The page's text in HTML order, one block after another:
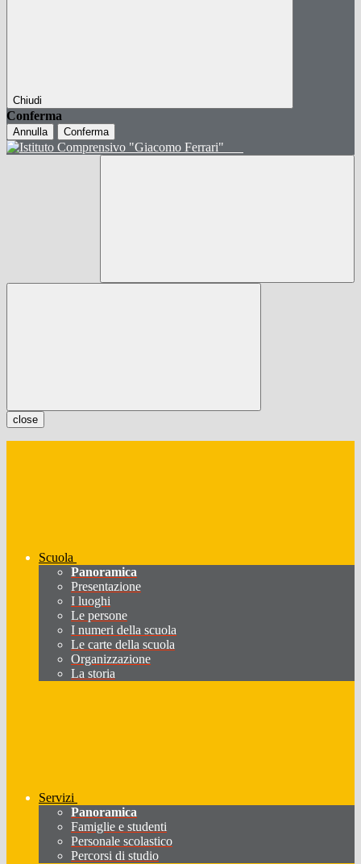
Chiudi
Conferma
Annulla Conferma
close
Scuola
Panoramica
Presentazione
I luoghi
Le persone
I numeri della scuola
Le carte della scuola
Organizzazione
La storia
Servizi
Panoramica
Famiglie e studenti
Personale scolastico
Percorsi di studio